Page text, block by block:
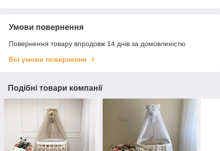
Умови повернення
Повернення товару впродовж 14 днів за домовленістю
Всі умови повернення
Подібні товари компанії